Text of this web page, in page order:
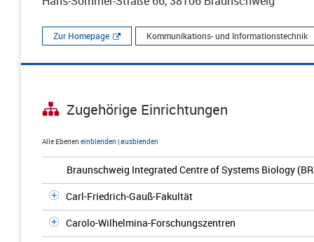
Zur Homepage Kommunikations- und Informationstechnik
Zugehörige Einrichtungen
Alle Ebenen einblenden |ausblenden
Braunschweig Integrated Centre of Systems Biology
Carl-Friedrich-Gauß-Fakultät
Carolo-Wilhelmina-Forschungszentren